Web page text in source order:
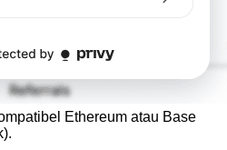
Ethereum atau Base